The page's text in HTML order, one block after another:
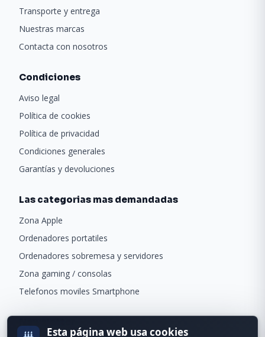
Transporte y entrega
Nuestras marcas
Contacta con nosotros
Condiciones
Aviso legal
Política de cookies
Política de privacidad
Condiciones generales
Garantías y devoluciones
Las categorias mas demandadas
Zona Apple
Ordenadores portatiles
Ordenadores sobremesa y servidores
Zona gaming / consolas
Telefonos moviles Smartphone
Esta página web usa cookies